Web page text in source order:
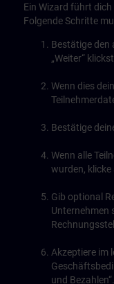
Ein Wizard führt
Folgende Schritte
Bestätige den
„Weiter“ klickst.
Wenn dies
Bestätige
Wenn alle
wurden, klicke
Gib optional
Unternehmen
Akzeptiere im
und Bezahlen“.